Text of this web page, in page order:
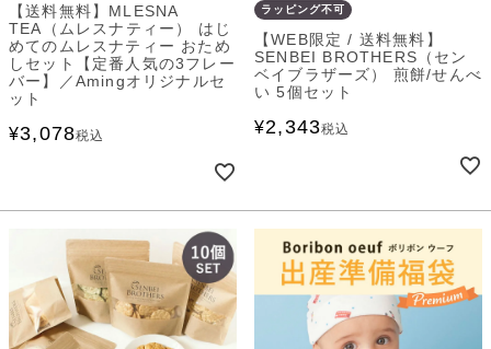
【送料無料】MLESNA
TEA（ムレスナティー） はじ
めてのムレスナティー おため
しセット【定番人気の3フレー
バー】／Amingオリジナルセ
ット
¥3,078税込
ラッピング不可
【WEB限定 / 送料無料】
SENBEI BROTHERS（セン
ベイブラザーズ） 煎餅/せんべ
い 5個セット
¥2,343税込